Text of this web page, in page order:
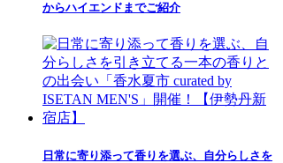
からハイエンドまでご紹介
日常に寄り添って香りを選ぶ、自分らしさを